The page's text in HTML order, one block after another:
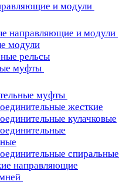
и модули
направляющие и модули
модули
рельсы
муфты
муфты
жесткие
кулачковые
спиральные
направляющие